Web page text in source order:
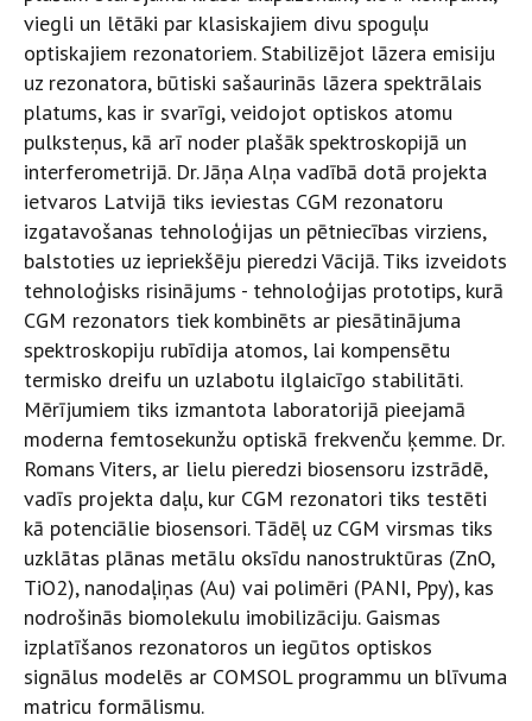
viegli un lētāki par klasiskajiem divu spoguļu
optiskajiem rezonatoriem. Stabilizējot lāzera emisiju
uz rezonatora, būtiski sašaurinās lāzera spektrālais
platums, kas ir svarīgi, veidojot optiskos atomu
pulksteņus, kā arī noder plašāk spektroskopijā un
interferometrijā. Dr. Jāņa Alņa vadībā dotā projekta
ietvaros Latvijā tiks ieviestas CGM rezonatoru
izgatavošanas tehnoloģijas un pētniecības virziens,
balstoties uz iepriekšēju pieredzi Vācijā. Tiks izveidots
tehnoloģisks risinājums - tehnoloģijas prototips, kurā
CGM rezonators tiek kombinēts ar piesātinājuma
spektroskopiju rubīdija atomos, lai kompensētu
termisko dreifu un uzlabotu ilglaicīgo stabilitāti.
Mērījumiem tiks izmantota laboratorijā pieejamā
moderna femtosekunžu optiskā frekvenču ķemme. Dr.
Romans Viters, ar lielu pieredzi biosensoru izstrādē,
vadīs projekta daļu, kur CGM rezonatori tiks testēti
kā potenciālie biosensori. Tādēļ uz CGM virsmas tiks
uzklātas plānas metālu oksīdu nanostruktūras (ZnO,
TiO2), nanodaļiņas (Au) vai polimēri (PANI, Ppy), kas
nodrošinās biomolekulu imobilizāciju. Gaismas
izplatīšanos rezonatoros un iegūtos optiskos
signālus modelēs ar COMSOL programmu un blīvuma
matricu formālismu.